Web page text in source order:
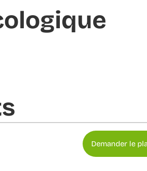
Demander le